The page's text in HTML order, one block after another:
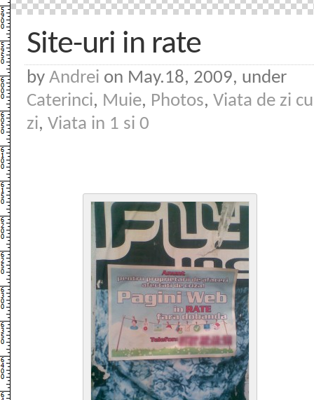
Site-uri in rate
by Andrei on May.18, 2009, under
Caterinci, Muie, Photos, Viata de zi cu
zi, Viata in 1 si 0